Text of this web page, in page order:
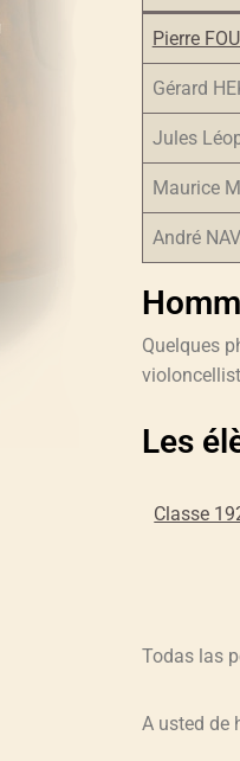
Pierre
Gérard
Jules
Maurice
André
Quelques
Les
Classe
Todas las
A usted de